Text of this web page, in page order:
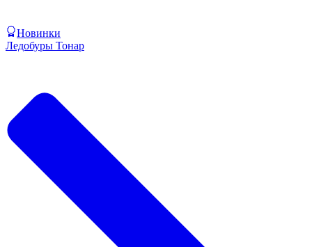
Новинки
Ледобуры Тонар